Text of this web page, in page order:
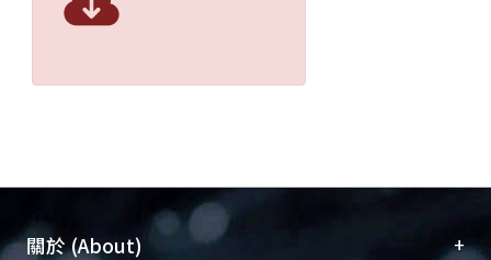
關於 (About) +